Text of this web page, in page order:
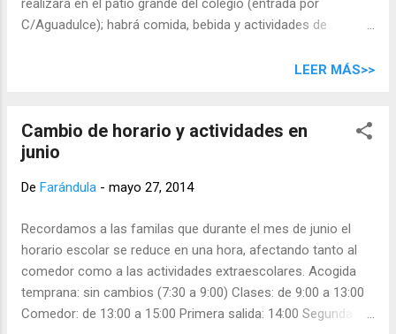
realizará en el patio grande del colegio (entrada por
C/Aguadulce); habrá comida, bebida y actividades de
prendas adecuadas (bañador o ropa que pueda mojarse),
Chachicamp. Para ayudar a que no falte de nada, queremos
solicitarles su generosa colaboración aportando lo siguiente
1º y 2º primaria : Papas fritas, gusanitos 3º primaria :
saladitos… 5º y 6ª de primaria : Sandwiches, tortillas,
croquetas... Gracias por su colaboración. ¡Anímense a venir!
LEER MÁS>>
Cambio de horario y actividades en
junio
De Farándula - mayo 27, 2014
Recordamos a las familas que durante el mes de junio el
horario escolar se reduce en una hora, afectando tanto al
comedor como a las actividades extraescolares. Acogida
temprana: sin cambios (7:30 a 9:00) Clases: de 9:00 a 13:00
Comedor: de 13:00 a 15:00 Primera salida: 14:00 Segunda